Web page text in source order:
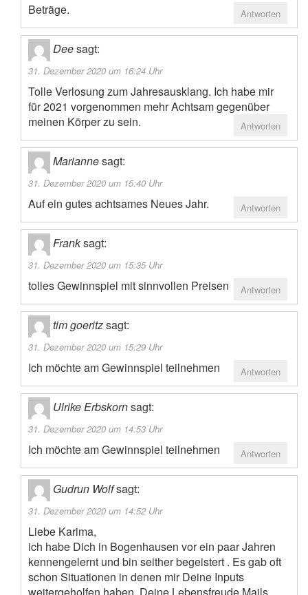
Beträge.
Antworten
Deesagt:
31. Dezember 2020 um 16:24 Uhr
Tolle Verlosung zum Jahresausklang. Ich habe mir
für 2021 vorgenommen mehr Achtsam gegenüber
meinen Körper zu sein.
Antworten
Mariannesagt:
31. Dezember 2020 um 15:40 Uhr
Auf ein gutes achtsames Neues Jahr. Antworten
Franksagt:
31. Dezember 2020 um 15:35 Uhr
tolles Gewinnspiel mit sinnvollen Preisen Antworten
tim goeritzsagt:
31. Dezember 2020 um 15:29 Uhr
Ich möchte am Gewinnspiel teilnehmen Antworten
Ulrike Erbskornsagt:
31. Dezember 2020 um 14:53 Uhr
Ich möchte am Gewinnspiel teilnehmen Antworten
Gudrun Wolfsagt:
31. Dezember 2020 um 14:52 Uhr
Liebe Karima,
ich habe Dich in Bogenhausen vor ein paar Jahren
kennengelernt und bin seither begeistert . Es gab oft
schon Situationen in denen mir Deine Inputs